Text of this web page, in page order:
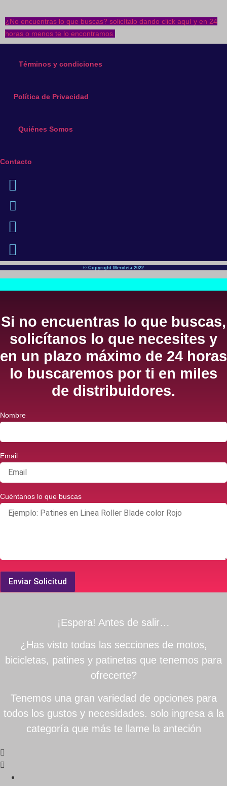
¿No encuentras lo que buscas? solicítalo dando click aquí y en 24
horas o menos te lo encontramos.
Términos y condiciones
Política de Privacidad
Quiénes Somos
Contacto
© Copyright Mercleta 2022
Si no encuentras lo que buscas,
solicítanos lo que necesites y
en un plazo máximo de 24 horas
lo buscaremos por ti en miles
de distribuidores.
Nombre
Email
Cuéntanos lo que buscas
Enviar Solicitud
¡Espera! Antes de salir…
¿Has visto todas las secciones de motos,
bicicletas, patines y patinetas que tenemos para
ofrecerte?
Tenemos una gran variedad de opciones para
todos los gustos y necesidades. solo ingresa a la
categoría que más te llame la anteción